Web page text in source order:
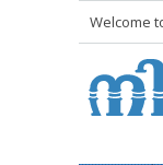
Welcome